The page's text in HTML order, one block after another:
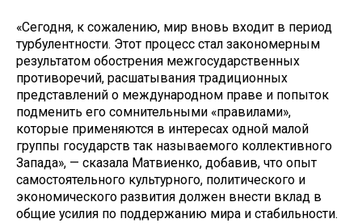
«Сегодня, к сожалению, мир вновь входит в период
турбулентности. Этот процесс стал закономерным
результатом обострения межгосударственных
противоречий, расшатывания традиционных
представлений о международном праве и попыток
подменить его сомнительными «правилами»,
которые применяются в интересах одной малой
группы государств так называемого коллективного
Запада», — сказала Матвиенко, добавив, что опыт
самостоятельного культурного, политического и
экономического развития должен внести вклад в
общие усилия по поддержанию мира и стабильности.